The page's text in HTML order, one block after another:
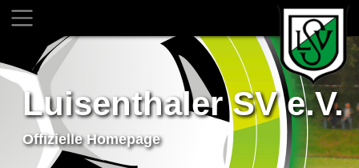
Luisenthaler SV e.V.
Offizielle Homepage